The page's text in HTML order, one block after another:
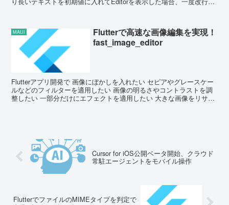
MAUI
Flutterで高速な画像編集を実現！
fast_image_editor
Flutterアプリ開発で 画像にぼかしを入れたい セピアやグレースケー
ルなどのフィルターを適用したい 画像の明るさやコントラストを調
整したい 一部分だけにエフェクトを適用したい 大きな画像をリサイ
Cursor for iOS公開ベータ開始、クラウド
常駐エージェントをモバイル操作
FlutterでファイルのMIMEタイプを判定で